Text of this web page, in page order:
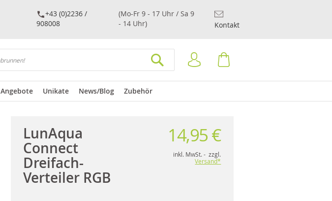
+43 (0)2236 /
908008
(Mo-Fr 9 - 17 Uhr / Sa 9
- 14 Uhr)
Kontakt
Anmelden
Angebote Unikate News/Blog Zubehör
LunAqua
Connect
Dreifach-
Verteiler RGB
14,95 €
inkl. MwSt. - zzgl.
Versand*